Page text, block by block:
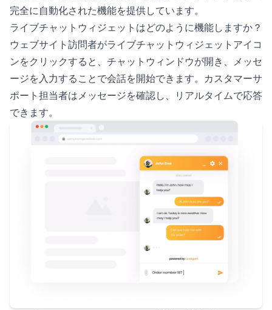
完全に自動化された機能を提供しています。
ライブチャットウィジェットはどのように機能しますか？
ウェブサイト訪問者がライブチャットウィジェットアイコ
ンをクリックすると、チャットウィンドウが開き、メッセ
ージを入力することで会話を開始できます。カスタマーサ
ポート担当者はメッセージを確認し、リアルタイムで応答
できます。